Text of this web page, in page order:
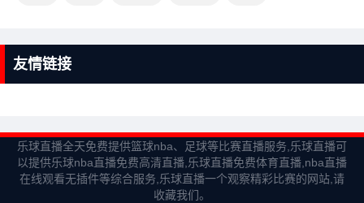
友情链接
乐球直播全天免费提供篮球nba、足球等比赛直播服务,乐球直播可
以提供乐球nba直播免费高清直播,乐球直播免费体育直播,nba直播
在线观看无插件等综合服务,乐球直播一个观察精彩比赛的网站,请
收藏我们。